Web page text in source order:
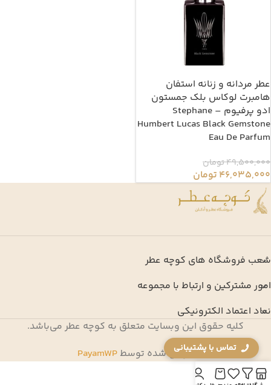
تماس با پشتیبانی
عطر مردانه و زنانه استفان
هامبرت لوکاس بلک جمستون
ادو پرفیوم – Stephane
Humbert Lucas Black Gemstone
Eau De Parfum
49,500,000تومان
46,035,000 تومان
شعب فروشگاه های کوچه عطر
امور مشترکین و ارتباط با مجموعه
نماد اعتماد الکترونیکی
کلیه حقوق این وبسایت متعلق به کوچه عطر می‌باشد.
طراحی شده توسطPayamWP